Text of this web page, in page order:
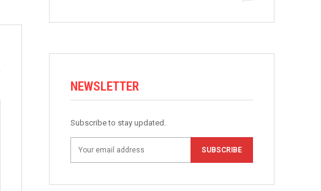
NEWSLETTER
Subscribe to stay updated.
SUBSCRIBE